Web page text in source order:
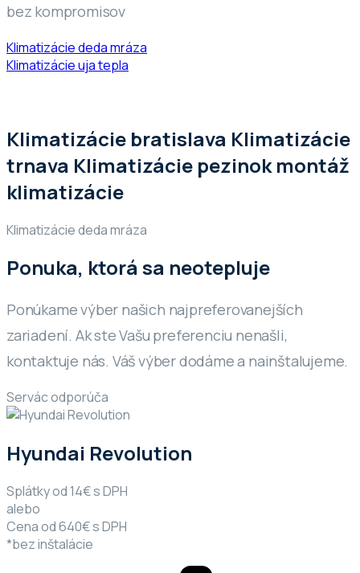
bez kompromisov
Klimatizácie deda mráza
Klimatizácie uja tepla
Klimatizácie bratislava Klimatizácie
trnava Klimatizácie pezinok montáž
klimatizácie
Klimatizácie deda mráza
Ponuka, ktorá sa neotepluje
Ponúkame výber našich najpreferovanejších
zariadení. Ak ste Vašu preferenciu nenašli,
kontaktuje nás. Váš výber dodáme a nainštalujeme.
Servác odporúča
Hyundai Revolution
Splátky od 14€ s DPH
alebo
Cena od 640€ s DPH
*bez inštalácie